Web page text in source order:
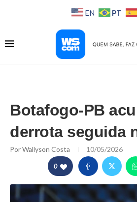
EN PT
Botafogo-PB
derrota seguida
PorWallyson Costa 10/05/2026
0